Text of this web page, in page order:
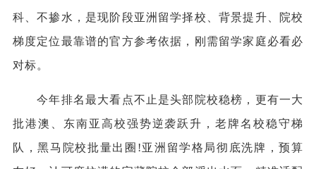
科、不掺水，是现阶段亚洲留学择校、背景提升、院校
梯度定位最靠谱的官方参考依据，刚需留学家庭必看必
对标。
今年排名最大看点不止是头部院校稳榜，更有一大
批港澳、东南亚高校强势逆袭跃升，老牌名校稳守梯
队，黑马院校批量出圈!亚洲留学格局彻底洗牌，预算